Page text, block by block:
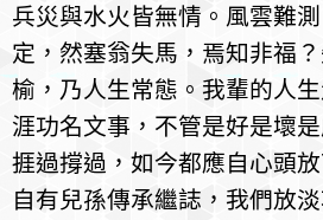
兵災與水火皆無情。風雲難
定，然塞翁失馬，焉知非福
榆，乃人生常態。我輩的人
涯功名文事，不管是好是壞
捱過撐過，如今都應自心頭
自有兒孫傳承繼誌，我們放